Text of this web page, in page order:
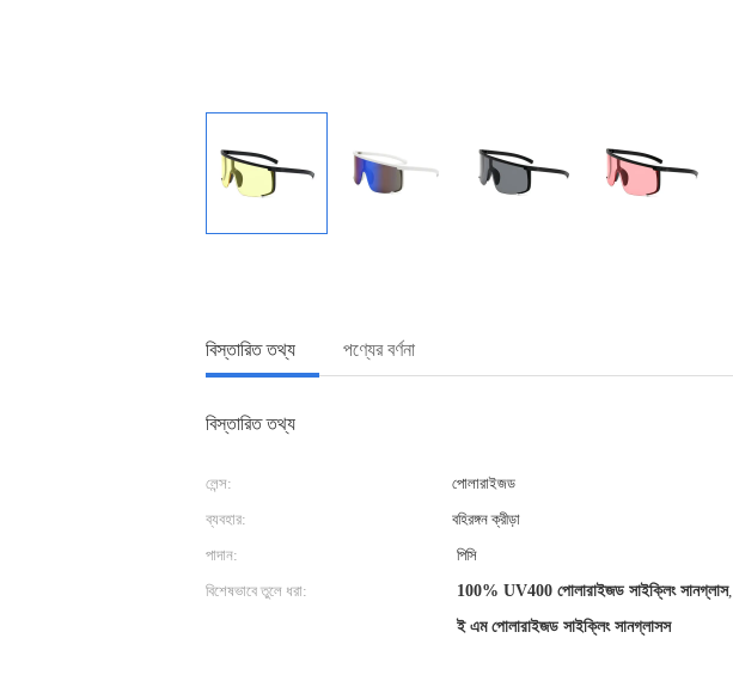
বিস্তারিত তথ্য পণ্যের বর্ণনা
বিস্তারিত তথ্য
লেন্স: পোলারাইজড
ব্যবহার:
বহিরঙ্গন ক্রীড়া
পাদান:
পিসি
বিশেষভাবে তুলে ধরা:
100% UV400 পোলারাইজড সাইক্লিং সানগ্লাস,
ই এম পোলারাইজড সাইক্লিং সানগ্লাসস